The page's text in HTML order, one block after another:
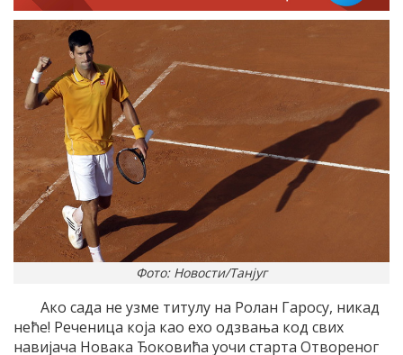
Фото: Новости/Танјуг
Ако сада не узме титулу на Ролан Гаросу, никад
неће! Реченица која као ехо одзвања код свих
навијача Новака Ђоковића уочи старта Отвореног